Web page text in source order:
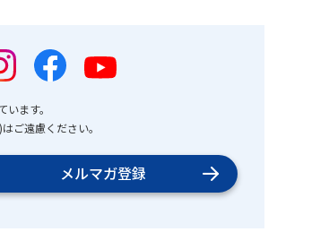
ます。
ご遠慮ください。
メルマガ登録